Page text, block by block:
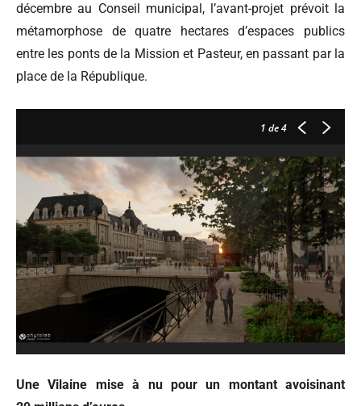
décembre au Conseil municipal, l’avant-projet prévoit la
métamorphose de quatre hectares d’espaces publics
entre les ponts de la Mission et Pasteur, en passant par la
place de la République.
1 de 4
Une Vilaine mise à nu pour un montant avoisinant